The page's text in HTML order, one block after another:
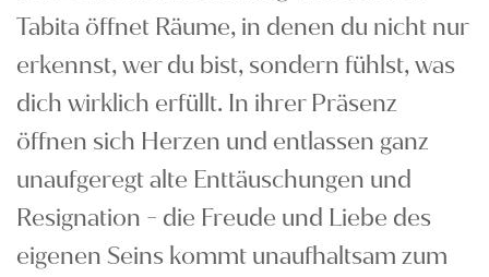
Tabita öffnet Räume, in denen du nicht nur
erkennst, wer du bist, sondern fühlst, was
dich wirklich erfüllt. In ihrer Präsenz
öffnen sich Herzen und entlassen ganz
unaufgeregt alte Enttäuschungen und
Resignation - die Freude und Liebe des
eigenen Seins kommt unaufhaltsam zum